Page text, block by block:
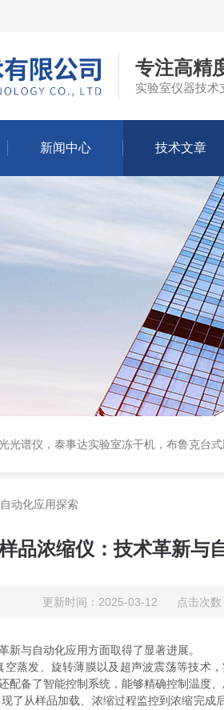
专注高精
实验室仪器技术
新闻中心 技术文章
，ESR自由基检测仪，进口闪蒸气化*灭菌系统， BIOTAGE样品氮吹浓缩仪，美的
动化应用探索
品浓缩仪：技术革新与
更新时间：2025-03-12 点击次数
与自动化应用方面取得了显著进展。
发、旋转薄膜以及超声波震荡等技术
备了智能控制系统，能够精确控制温度
从样品加载、浓缩过程监控到浓缩完成